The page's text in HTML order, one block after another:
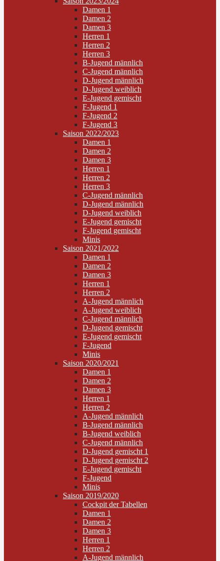
Damen 1
Damen 2
Damen 3
Herren 1
Herren 2
Herren 3
B-Jugend männlich
C-Jugend männlich
D-Jugend männlich
D-Jugend weiblich
E-Jugend gemischt
F-Jugend 1
F-Jugend 2
F-Jugend 3
Saison 2022/2023
Damen 1
Damen 2
Damen 3
Herren 1
Herren 2
Herren 3
C-Jugend männlich
D-Jugend männlich
D-Jugend weiblich
E-Jugend gemischt
F-Jugend gemischt
Minis
Saison 2021/2022
Damen 1
Damen 2
Damen 3
Herren 1
Herren 2
A-Jugend männlich
A-Jugend weiblich
C-Jugend männlich
D-Jugend gemischt
E-Jugend gemischt
F-Jugend
Minis
Saison 2020/2021
Damen 1
Damen 2
Damen 3
Herren 1
Herren 2
A-Jugend männlich
B-Jugend männlich
B-Jugend weiblich
C-Jugend männlich
D-Jugend gemischt 1
D-Jugend gemischt 2
E-Jugend gemischt
F-Jugend
Minis
Saison 2019/2020
Cockpit der Tabellen
Damen 1
Damen 2
Damen 3
Herren 1
Herren 2
A-Jugend männlich